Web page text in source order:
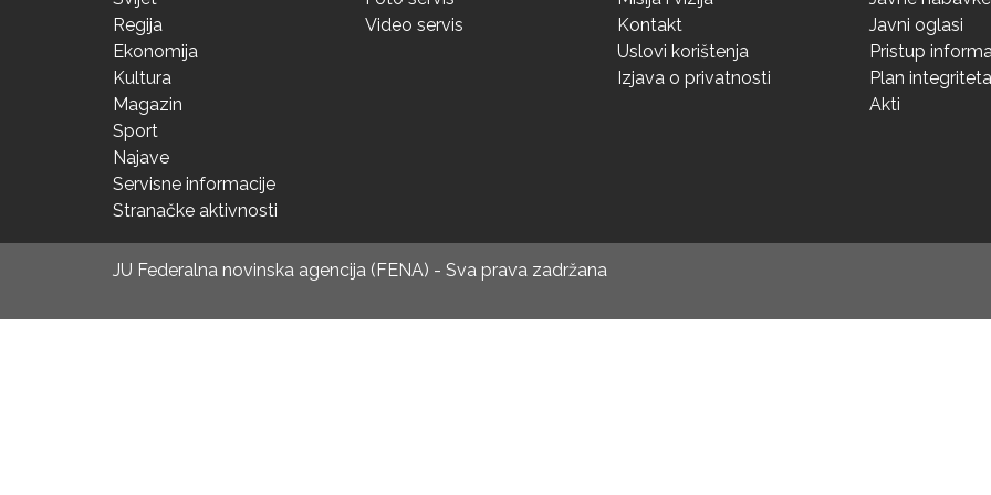
Regija
Ekonomija
Kultura
Magazin
Sport
Najave
Servisne informacije
Stranačke aktivnosti
Video servis
Kontakt
Uslovi korištenja
Izjava o privatnosti
Javni oglasi
Pristup
Plan integriteta
Akti
JU Federalna novinska agencija (FENA) - Sva prava zadržana